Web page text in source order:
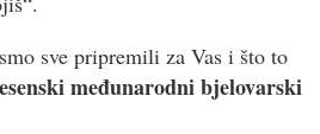
sve pripremili za Vas i što to
međunarodni bjelovarski